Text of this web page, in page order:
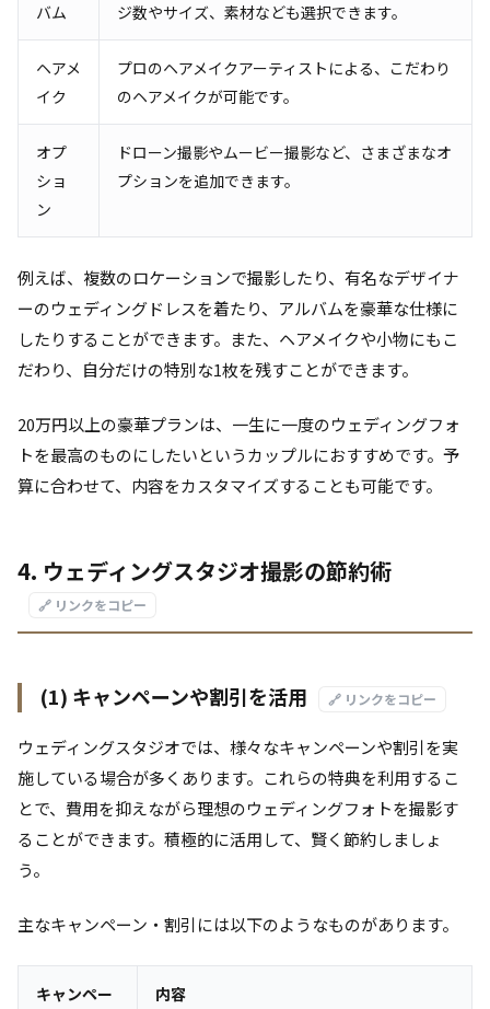
バム
ジ数やサイズ、素材なども選択できます。
ヘアメ
イク
プロのヘアメイクアーティストによる、こだわり
のヘアメイクが可能です。
オプ
ショ
ン
ドローン撮影やムービー撮影など、さまざまなオ
プションを追加できます。
例えば、複数のロケーションで撮影したり、有名なデザイナ
ーのウェディングドレスを着たり、アルバムを豪華な仕様に
したりすることができます。また、ヘアメイクや小物にもこ
だわり、自分だけの特別な1枚を残すことができます。
20万円以上の豪華プランは、一生に一度のウェディングフォ
トを最高のものにしたいというカップルにおすすめです。予
算に合わせて、内容をカスタマイズすることも可能です。
4. ウェディングスタジオ撮影の節約術
🔗 リンクをコピー
(1) キャンペーンや割引を活用 🔗 リンクをコピー
ウェディングスタジオでは、様々なキャンペーンや割引を実
施している場合が多くあります。これらの特典を利用するこ
とで、費用を抑えながら理想のウェディングフォトを撮影す
ることができます。積極的に活用して、賢く節約しましょ
う。
主なキャンペーン・割引には以下のようなものがあります。
キャンペー
内容